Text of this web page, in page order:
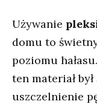
Używanie
domu to
poziomu
ten materiał
uszczelnienie